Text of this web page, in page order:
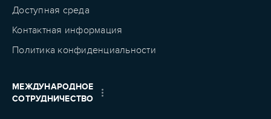
Доступная среда
Контактная информация
Политика конфиденциальности
МЕЖДУНАРОДНОЕ
СОТРУДНИЧЕСТВО